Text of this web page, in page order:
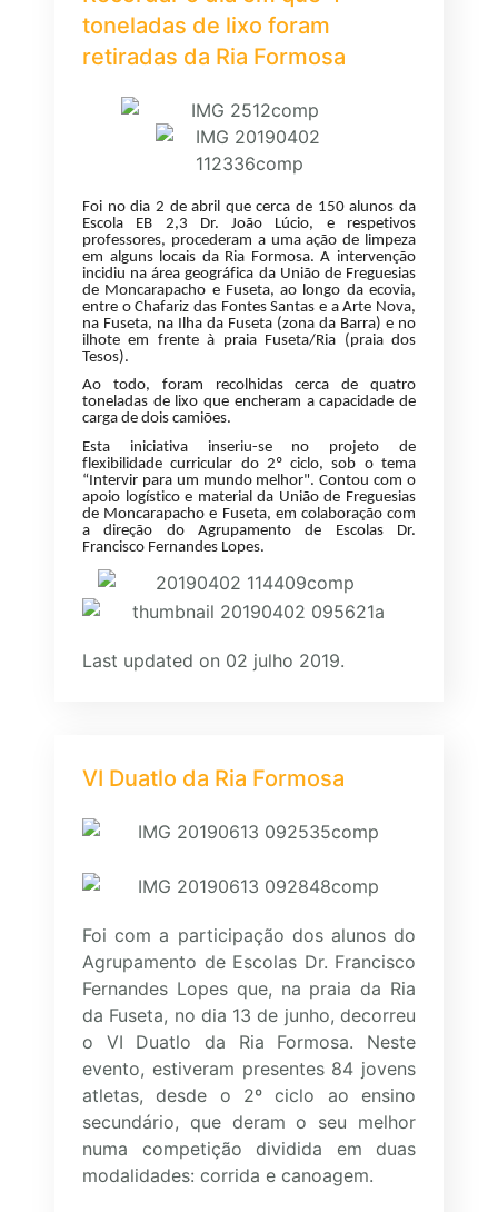
toneladas de lixo foram
retiradas da Ria Formosa
Foi no dia 2 de abril que cerca de 150 alunos da
Escola EB 2,3 Dr. João Lúcio, e respetivos
professores, procederam a uma ação de limpeza
em alguns locais da Ria Formosa. A intervenção
incidiu na área geográfica da União de Freguesias
de Moncarapacho e Fuseta, ao longo da ecovia,
entre o Chafariz das Fontes Santas e a Arte Nova,
na Fuseta, na Ilha da Fuseta (zona da Barra) e no
ilhote em frente à praia Fuseta/Ria (praia dos
Tesos).
Ao todo, foram recolhidas cerca de quatro
toneladas de lixo que encheram a capacidade de
carga de dois camiões.
Esta iniciativainseriu-se no projeto de
flexibilidade curricular do 2º ciclo, sob o tema
“Intervir para um mundo melhor". Contou com o
apoio logístico e material da União de Freguesias
de Moncarapacho e Fuseta, em colaboração com
a direção do Agrupamento de Escolas Dr.
Francisco Fernandes Lopes.
Last updated on 02 julho 2019.
VI Duatlo da Ria Formosa
Foi com a participação dos alunos do
Agrupamento de Escolas Dr. Francisco
Fernandes Lopes que, na praia da Ria
da Fuseta, no dia 13 de junho, decorreu
o VI Duatlo da Ria Formosa. Neste
evento, estiveram presentes 84 jovens
atletas, desde o 2º ciclo ao ensino
secundário, que deram o seu melhor
numa competição dividida em duas
modalidades: corrida e canoagem.